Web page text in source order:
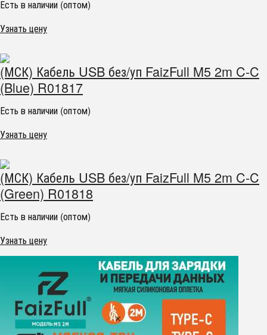
Есть в наличии (оптом)
Узнать цену
(МСК) Кабель USB без/уп FaizFull M5 2m C-C
(Blue) R01817
Есть в наличии (оптом)
Узнать цену
(МСК) Кабель USB без/уп FaizFull M5 2m C-C
(Green) R01818
Есть в наличии (оптом)
Узнать цену